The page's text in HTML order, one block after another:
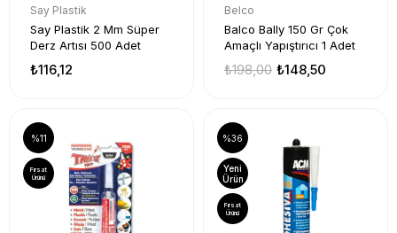
Say Plastik
Say Plastik 2 Mm Süper
Derz Artısı 500 Adet
₺116,12
Belco
Balco Bally 150 Gr Çok
Amaçlı Yapıştırıcı 1 Adet
₺148,50
₺198,00
%11
Fırsat
Ürünü
%36
Yeni
Ürün
Fırsat
Ürünü